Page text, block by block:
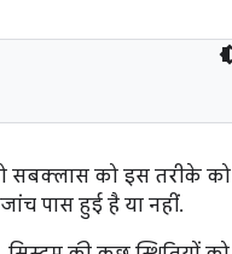
सबक्लास को इस तरीके को
पास हुई है या नहीं.